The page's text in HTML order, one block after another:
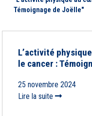
Témoignage de Joëlle"
L’activité
le cancer :
25 novembre 2024
Lire la suite